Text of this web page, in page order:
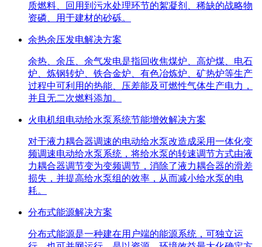
质燃料、回用到污水处理环节的絮凝剂、稀缺的战略物
资磷、用于建材的砂砾。
余热余压发电解决方案
余热、余压、余气发电是指回收焦煤炉、高炉煤、电石
炉、炼钢转炉、铁合金炉、有色冶炼炉、矿热炉等生产
过程中可利用的热能、压差能及可燃性气体生产电力，
并且无二次燃料添加。
火电机组电动给水泵系统节能增效解决方案
对于液力耦合器调速的电动给水泵改造成采用一体化变
频调速电动给水泵系统，将给水泵的转速调节方式由液
力耦合器调节变为变频调节，消除了液力耦合器的滑差
损失，并提高给水泵组的效率，从而减小给水泵的电
耗。
分布式能源解决方案
分布式能源是一种建在用户端的能源系统，可独立运